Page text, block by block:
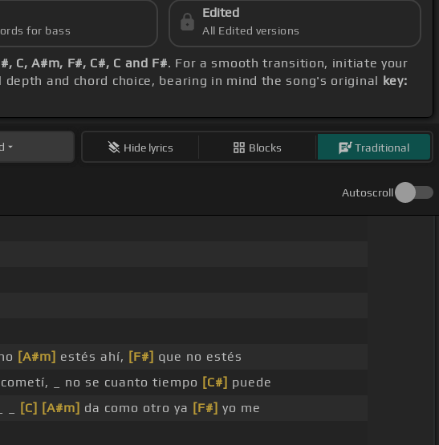
for bass
Edited
All Edited versions
C, A#m, F#, C#, C and F#. For a smooth transition, initiate your
depth and chord choice, bearing in mind the song's original key:
Hide lyrics Blocks Traditional
Autoscroll
[A#m] estés ahí, [F#] que no estés
_ no se cuanto tiempo [C#] puede
_ [C] [A#m] da como otro ya [F#] yo me